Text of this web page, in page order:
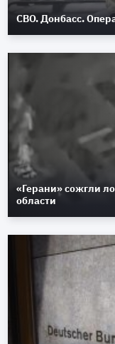
СВО. Донбасс.
«Герани» сожгли
области